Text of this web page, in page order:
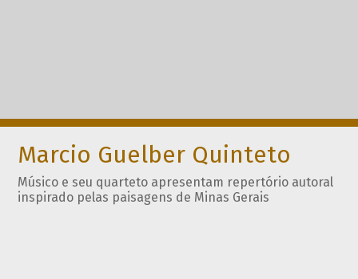
Marcio Guelber Quinteto
Músico e seu quarteto apresentam repertório autoral
inspirado pelas paisagens de Minas Gerais